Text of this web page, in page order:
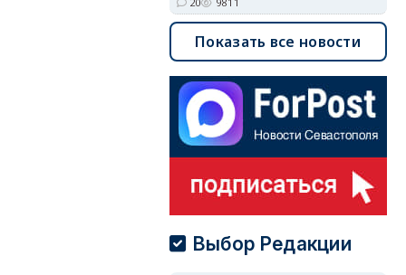
Показать все новости
Выбор Редакции